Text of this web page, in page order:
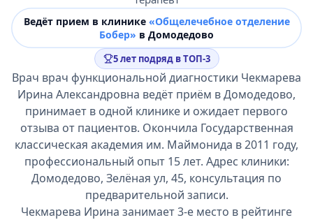
Ведёт прием в клинике «Общелечебное отделение
Бобер» в Домодедово
5 лет подряд в ТОП-3
Врач врач функциональной диагностики Чекмарева
Ирина Александровна ведёт приём в Домодедово,
принимает в одной клинике и ожидает первого
отзыва от пациентов. Окончила Государственная
классическая академия им. Маймонида в 2011 году,
профессиональный опыт 15 лет. Адрес клиники:
Домодедово, Зелёная ул, 45, консультация по
предварительной записи.
Чекмарева Ирина занимает 3-е место в рейтинге